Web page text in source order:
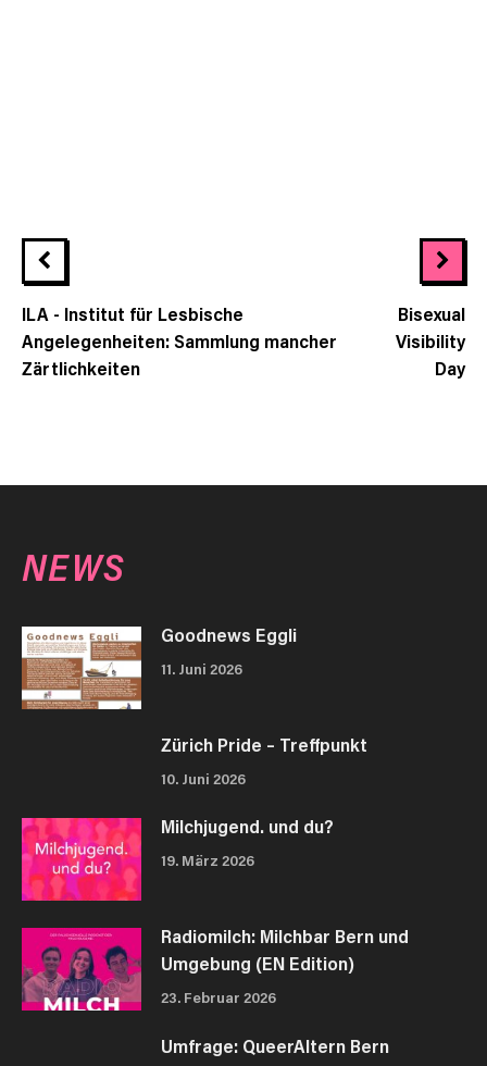
ILA - Institut für Lesbische
Angelegenheiten: Sammlung mancher
Zärtlichkeiten
Bisexual
Visibility
Day
NEWS
Goodnews Eggli
11. Juni 2026
Zürich Pride – Treffpunkt
10. Juni 2026
Milchjugend. und du?
19. März 2026
Radiomilch: Milchbar Bern und
Umgebung (EN Edition)
23. Februar 2026
Umfrage: QueerAltern Bern